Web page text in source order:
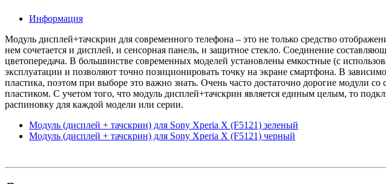
Информация
Модуль дисплей+тачскрин для современного телефона – это не только средство
нем сочетается и дисплей, и сенсорная панель, и защитное стекло. Соединение
цветопередача. В большинстве современных моделей установлены емкостные (с
эксплуатации и позволяют точно позиционировать точку на экране смартфона. В
пластика, поэтом при выборе это важно знать. Очень часто достаточно дорогие
пластиком. С учетом того, что модуль дисплей+тачскрин является единым целым, то
распиновку для каждой модели или серии.
Модуль (дисплей + тачскрин) для Sony Xperia X (F5121) зеленый
Модуль (дисплей + тачскрин) для Sony Xperia X (F5121) черный